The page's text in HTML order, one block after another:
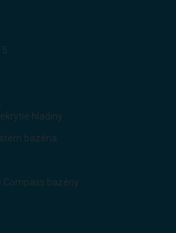
hladiny
bazéna
Compass bazény